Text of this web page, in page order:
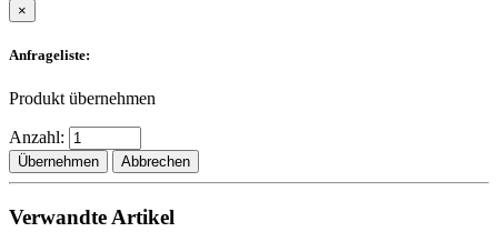
×
Anfrageliste:
Produkt übernehmen
Anzahl:
Übernehmen Abbrechen
Verwandte Artikel